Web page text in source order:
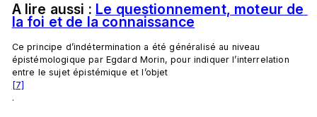
A lire aussi : Le questionnement, moteur de
la foi et de la connaissance
Ce principe d’indétermination a été généralisé au niveau
épistémologique par Egdard Morin, pour indiquer l’interrelation
entre le sujet épistémique et l’objet
[7]
.